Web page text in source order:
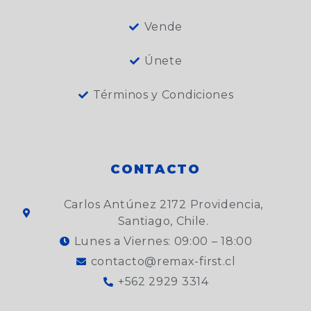
Vende
Únete
Términos y Condiciones
CONTACTO
Carlos Antúnez 2172 Providencia,
Santiago, Chile.
Lunes a Viernes: 09:00 – 18:00
contacto@remax-first.cl
+562 2929 3314